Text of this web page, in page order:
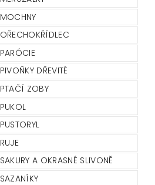
MOCHNY
OŘECHOKŘÍDLEC
PARÓCIE
PIVOŇKY DŘEVITÉ
PTAČÍ ZOBY
PUKOL
PUSTORYL
RUJE
SAKURY A OKRASNÉ SLIVONĚ
SAZANÍKY